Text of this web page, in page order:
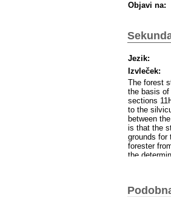
Objavi na:
Jezik:
Izvleček:
The forest
the basis of
sections
to the
between
is that the
grounds for
forester
the